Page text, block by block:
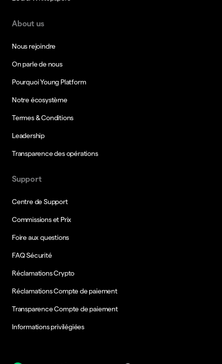
About us
Nous rejoindre
On parle de nous
Pourquoi Young Platform
Notre écosystème
Termes & Conditions
Leadership
Transparence des opérations
Support
Centre de Support
Commissions et Prix
Foire aux questions
FAQ Sécurité
Réclamations Crypto
Réclamations Compte de paiement
Transparence Compte de paiement
Informations privilégiées